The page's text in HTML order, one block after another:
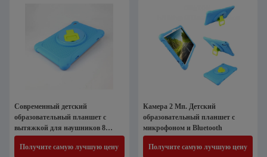
Современный детский
образовательный планшет с
вытяжкой для наушников 8
дюймов и 16 ГБ хранилища
Получите самую лучшую цену
Камера 2 Мп. Детский
образовательный планшет с
микрофоном и Bluetooth
Получите самую лучшую цену